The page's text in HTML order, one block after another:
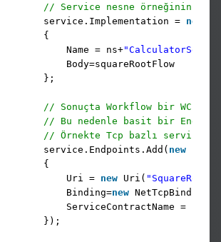
// Service nesne örneğinin
service.Implementation = new
{
Name = ns+
};
// Sonuçta Workflow bir WCF
// Bu nedenle basit bir
// Örnekte Tcp bazlı servis
service.Endpoints.Add( new
{
Uri = new Uri( "SquareRoot"
Binding=new
ServiceContractName = ns +
});